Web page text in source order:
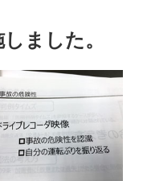
ました。